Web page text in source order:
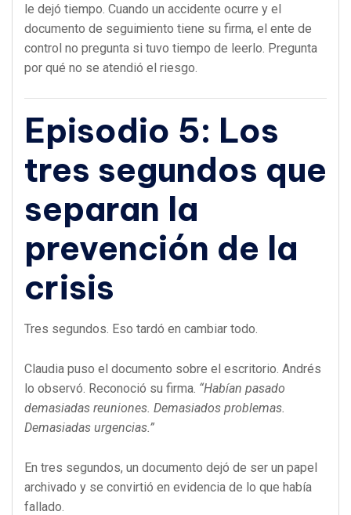
le dejó tiempo. Cuando un accidente ocurre y el
documento de seguimiento tiene su firma, el ente de
control no pregunta si tuvo tiempo de leerlo. Pregunta
por qué no se atendió el riesgo.
Episodio 5: Los
tres segundos que
separan la
prevención de la
crisis
Tres segundos. Eso tardó en cambiar todo.
Claudia puso el documento sobre el escritorio. Andrés
lo observó. Reconoció su firma. “Habían pasado
demasiadas reuniones. Demasiados problemas.
Demasiadas urgencias.”
En tres segundos, un documento dejó de ser un papel
archivado y se convirtió en evidencia de lo que había
fallado.